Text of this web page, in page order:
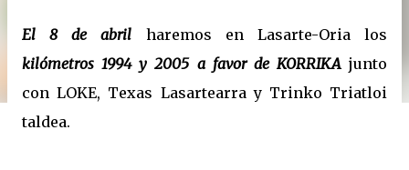
El 8 de abril haremos en Lasarte-Oria los
kilómetros 1994 y 2005 a favor de KORRIKAjunto
con LOKE, Texas Lasartearra y Trinko Triatloi
taldea.